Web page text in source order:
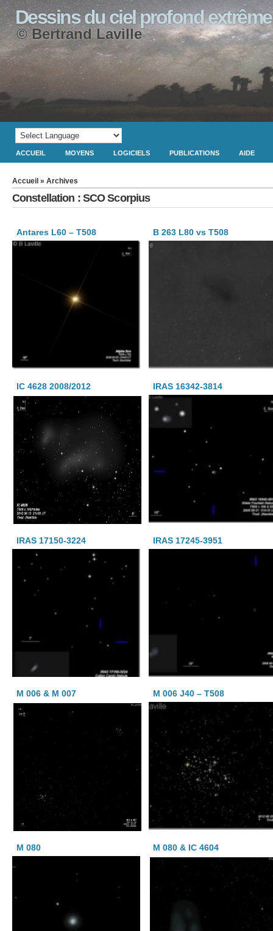
Dessins du ciel profond extrême
© Bertrand Laville
ACCUEIL MOYENS LOGICIELS PUBLICATIONS AIDE
Accueil » Archives
Constellation : SCO Scorpius
Antares L60 – T508 B 263 L80 vs T508
IC 4628 2008/2012 IRAS 16342-3814
IRAS 17150-3224 IRAS 17245-3951
M 006 & M 007 M 006 J40 – T508
M 080 M 080 & IC 4604